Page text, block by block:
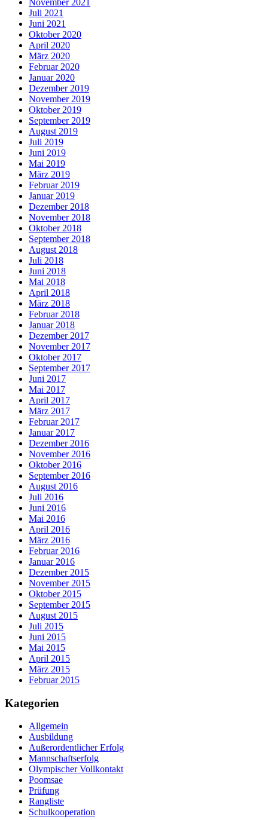
November 2021
Juli 2021
Juni 2021
Oktober 2020
April 2020
März 2020
Februar 2020
Januar 2020
Dezember 2019
November 2019
Oktober 2019
September 2019
August 2019
Juli 2019
Juni 2019
Mai 2019
März 2019
Februar 2019
Januar 2019
Dezember 2018
November 2018
Oktober 2018
September 2018
August 2018
Juli 2018
Juni 2018
Mai 2018
April 2018
März 2018
Februar 2018
Januar 2018
Dezember 2017
November 2017
Oktober 2017
September 2017
Juni 2017
Mai 2017
April 2017
März 2017
Februar 2017
Januar 2017
Dezember 2016
November 2016
Oktober 2016
September 2016
August 2016
Juli 2016
Juni 2016
Mai 2016
April 2016
März 2016
Februar 2016
Januar 2016
Dezember 2015
November 2015
Oktober 2015
September 2015
August 2015
Juli 2015
Juni 2015
Mai 2015
April 2015
März 2015
Februar 2015
Kategorien
Allgemein
Ausbildung
Außerordentlicher Erfolg
Mannschaftserfolg
Olympischer Vollkontakt
Poomsae
Prüfung
Rangliste
Schulkooperation